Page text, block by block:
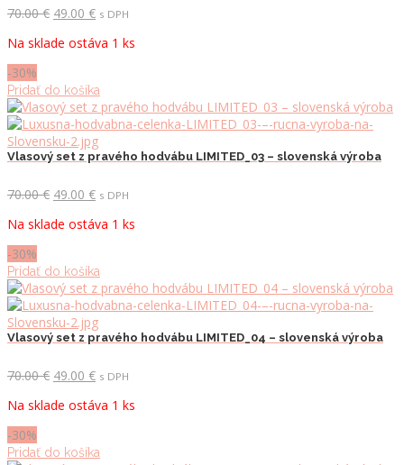
70.00€ Pôvodná
bola:
49.00 €Aktuálna
je:
s DPH
Na sklade ostáva 1 ks
-30%
Pridať do košíka
Vlasový set z pravého hodvábu LIMITED_03 – slovenská výroba
70.00€ Pôvodná
bola:
49.00 €Aktuálna
je:
s DPH
Na sklade ostáva 1 ks
-30%
Pridať do košíka
Vlasový set z pravého hodvábu LIMITED_04 – slovenská výroba
70.00€ Pôvodná
bola:
49.00 €Aktuálna
je:
s DPH
Na sklade ostáva 1 ks
-30%
Pridať do košíka